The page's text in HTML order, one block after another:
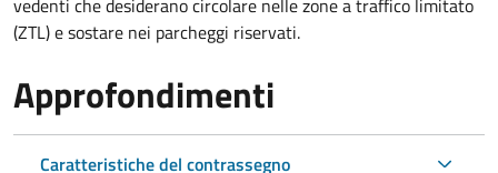
(ZTL) e sostare nei parcheggi riservati.
Approfondimenti
Caratteristiche del contrassegno